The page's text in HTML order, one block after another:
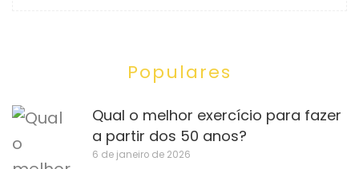
Populares
Qual o melhor exercício para fazer
a partir dos 50 anos?
6 de janeiro de 2026